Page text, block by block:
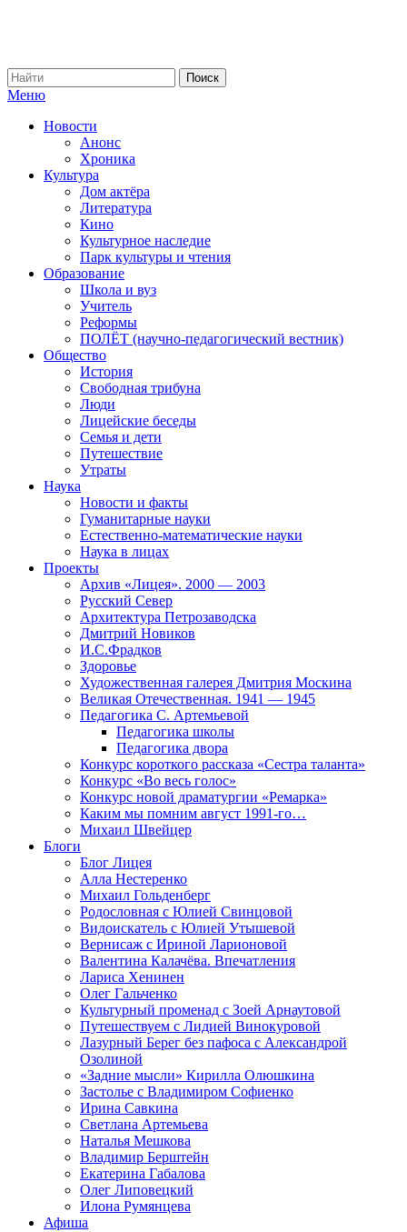
Меню
Новости
Анонс
Хроника
Культура
Дом актёра
Литература
Кино
Культурное наследие
Парк культуры и чтения
Образование
Школа и вуз
Учитель
Реформы
ПОЛЁТ (научно-педагогический вестник)
Общество
История
Свободная трибуна
Люди
Лицейские беседы
Семья и дети
Путешествие
Утраты
Наука
Новости и факты
Гуманитарные науки
Естественно-математические науки
Наука в лицах
Проекты
Архив «Лицея». 2000 — 2003
Русский Север
Архитектура Петрозаводска
Дмитрий Новиков
И.С.Фрадков
Здоровье
Художественная галерея Дмитрия Москина
Великая Отечественная. 1941 — 1945
Педагогика С. Артемьевой
Педагогика школы
Педагогика двора
Конкурс короткого рассказа «Сестра таланта»
Конкурс «Во весь голос»
Конкурс новой драматургии «Ремарка»
Каким мы помним август 1991-го…
Михаил Швейцер
Блоги
Блог Лицея
Алла Нестеренко
Михаил Гольденберг
Родословная с Юлией Свинцовой
Видоискатель с Юлией Утышевой
Вернисаж с Ириной Ларионовой
Валентина Калачёва. Впечатления
Лариса Хенинен
Олег Гальченко
Культурный променад с Зоей Арнаутовой
Путешествуем с Лидией Винокуровой
Лазурный Берег без пафоса с Александрой
Озолиной
«Задние мысли» Кирилла Олюшкина
Застолье с Владимиром Софиенко
Ирина Савкина
Светлана Артемьева
Наталья Мешкова
Владимир Берштейн
Екатерина Габалова
Олег Липовецкий
Илона Румянцева
Афиша